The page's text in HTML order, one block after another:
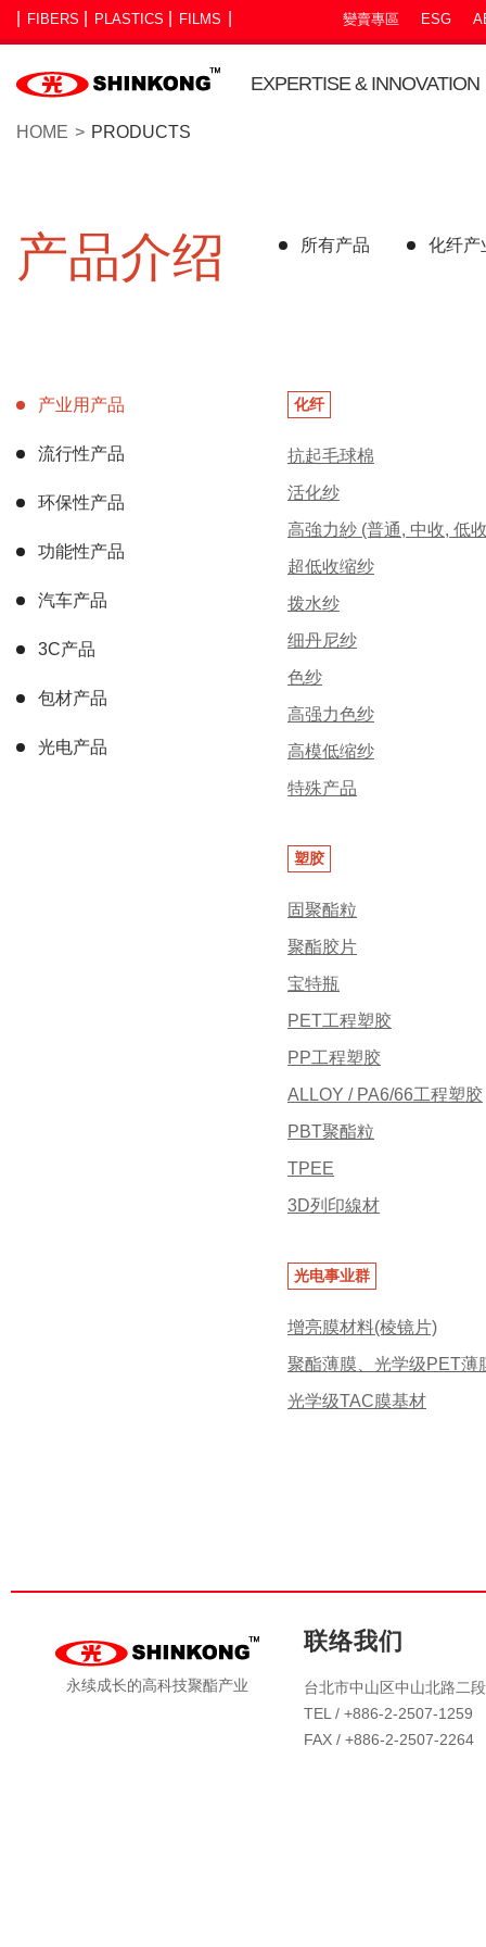
FIBERS PLASTICS FILMS 變賣專區 ESG
EXPERTISE & INNOVATION
HOME PRODUCTS
产品介绍 所有产品 化纤产
产业用产品
流行性产品
环保性产品
功能性产品
汽车产品
3C产品
包材产品
光电产品
化纤
抗起毛球棉
活化纱
高強力紗 (普通, 中收, 低
超低收缩纱
拨水纱
细丹尼纱
色纱
高强力色纱
高模低缩纱
特殊产品
塑胶
固聚酯粒
聚酯胶片
宝特瓶
PET工程塑胶
PP工程塑胶
ALLOY / PA6/66工程塑胶
PBT聚酯粒
TPEE
3D列印線材
光电事业群
增亮膜材料(棱镜片)
聚酯薄膜、光学级PET薄
光学级TAC膜基材
永续成长的高科技聚酯产业
联络我们
台北市中山区中山北路二
TEL / +886-2-2507-1259
FAX / +886-2-2507-2264